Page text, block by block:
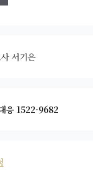
서기은
응 1522-9682